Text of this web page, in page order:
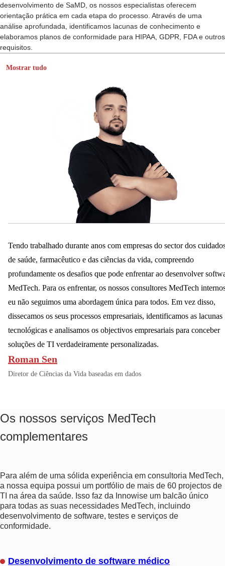
desenvolvimento de SaMD, os nossos especialistas oferecem
orientação prática em cada etapa do processo. Através de uma
análise aprofundada, identificamos lacunas de conhecimento e
elaboramos planos de conformidade para HIPAA, GDPR, FDA e outros
requisitos.
Mostrar tudo
Tendo trabalhado durante anos com empresas do sector dos
de saúde, farmacêutico e das ciências da vida, compreendo
profundamente os desafios que pode enfrentar ao desenvolver
MedTech. Para os enfrentar, os nossos consultores MedTech
eu não seguimos uma abordagem única para todos. Em vez disso,
dissecamos os seus processos empresariais, identificamos as lacunas
tecnológicas e analisamos os objectivos empresariais para conceber
soluções de TI verdadeiramente personalizadas.
Roman Sen
Diretor de Ciências da Vida baseadas em dados
Os nossos serviços MedTech
complementares
Para além de uma sólida experiência em consultoria MedTech,
a nossa equipa possui um portfólio de mais de 60 projectos de
TI na área da saúde. Isso faz da Innowise um balcão único
para todas as suas necessidades MedTech, incluindo
desenvolvimento de software, testes e serviços de
conformidade.
Desenvolvimento de software médico